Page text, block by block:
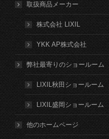
取扱商品メーカー
株式会社 LIXIL
YKK AP株式会社
弊社最寄りのショールーム
LIXIL秋田ショールーム
LIXIL盛岡ショールーム
他のホームページ